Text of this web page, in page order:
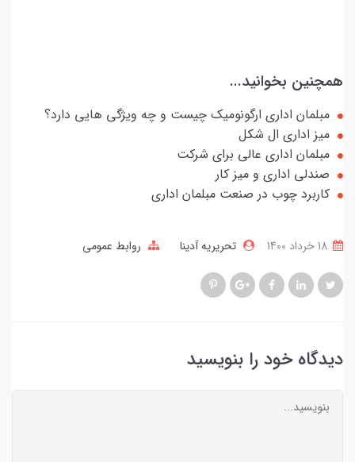
همچنین بخوانید...
مبلمان اداری ارگونومیک چیست و چه ویژگی هایی دارد؟
میز اداری ال شکل
مبلمان اداری عالی برای شرکت
صندلی اداری و میز کار
کاربرد چوب در صنعت مبلمان اداری
تحریریه آدینا روابط عمومی
دیدگاه خود را بنویسید